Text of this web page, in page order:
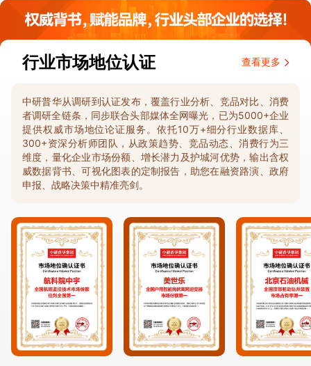
行业市场地位认证 查看更多
中研普华从调研到认证发布，覆盖行业分析、竞品对比、消费
者调研全链条，同步联合头部媒体全网曝光，已为5000+企业
提供权威市场地位论证服务。依托10万+细分行业数据库、
300+资深分析师团队，从政策趋势、竞品动态、消费行为三
维度，量化企业市场份额、增长潜力及护城河优势，输出含权
威数据背书、可视化图表的定制报告，助您在融资路演、政府
申报、战略决策中精准亮剑。